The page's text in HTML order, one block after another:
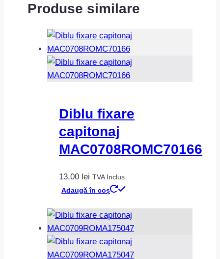
Produse similare
Diblu fixare
capitonaj
MAC0708ROMC70166
13,00 lei TVA Inclus
Adaugă în coș